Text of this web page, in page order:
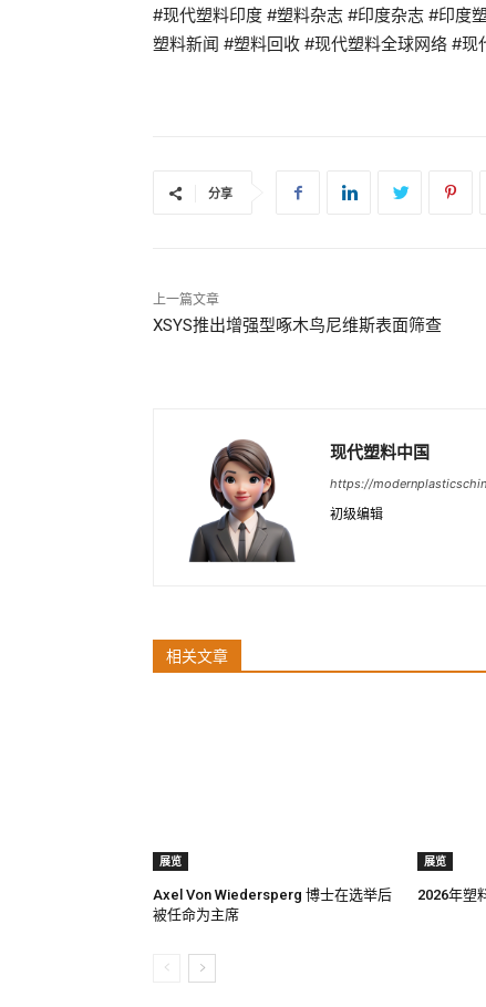
#现代塑料印度 #塑料杂志 #印度杂志 #印度
塑料新闻 #塑料回收 #现代塑料全球网络 #
分享
上一篇文章
XSYS推出增强型啄木鸟尼维斯表面筛查
现代塑料中国
https://
初级编辑
相关文章
展览
Axel Von Wiedersperg 博士在选举后
被任命为主席
展览
2026年塑